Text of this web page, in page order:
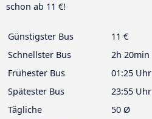
schon ab 11 €!
Günstigster Bus
11 €
Schnellster Bus
2h 20min
Frühester Bus
01:25 Uhr
Spätester Bus
23:55 Uhr
Tägliche
50 Ø